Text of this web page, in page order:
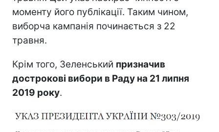
моменту його публікації. Таким чином,
виборча кампанія починається з 22
травня.
Крім того, Зеленський призначив
дострокові вибори в Раду на 21 липня
2019 року.